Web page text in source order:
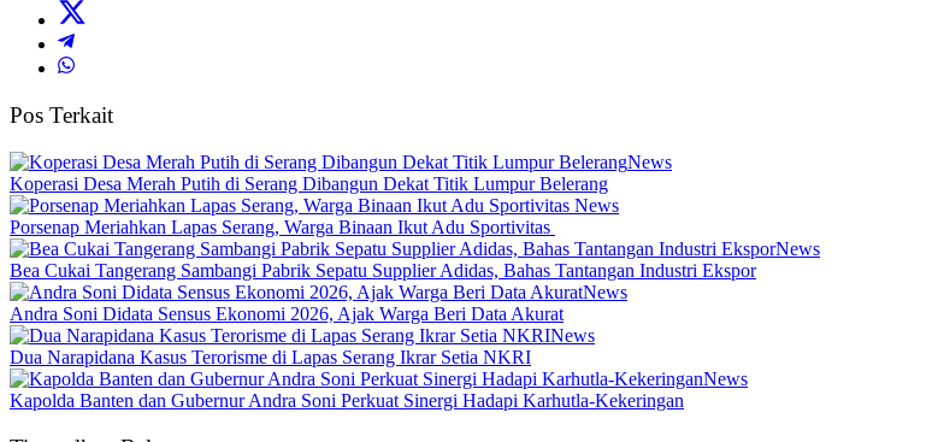
Pos Terkait
News
Koperasi Desa Merah Putih di Serang Dibangun Dekat Titik Lumpur Belerang
News
Porsenap Meriahkan Lapas Serang, Warga Binaan Ikut Adu Sportivitas
News
Bea Cukai Tangerang Sambangi Pabrik Sepatu Supplier Adidas, Bahas Tantangan Industri Ekspor
News
Andra Soni Didata Sensus Ekonomi 2026, Ajak Warga Beri Data Akurat
News
Dua Narapidana Kasus Terorisme di Lapas Serang Ikrar Setia NKRI
News
Kapolda Banten dan Gubernur Andra Soni Perkuat Sinergi Hadapi Karhutla-Kekeringan